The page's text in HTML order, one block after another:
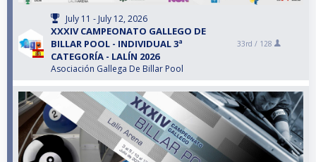
July 11 - July 12, 2026
XXXIV CAMPEONATO GALLEGO DE
BILLAR POOL - INDIVIDUAL 3ª
CATEGORÍA - LALÍN 2026
Asociación Gallega De Billar Pool
33rd / 128